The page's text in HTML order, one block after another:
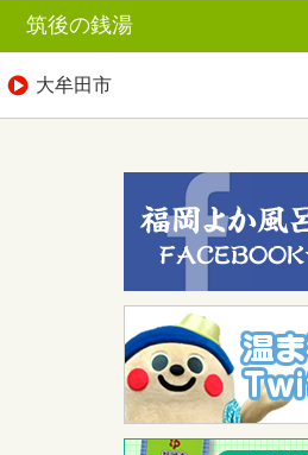
筑後の銭湯
大牟田市